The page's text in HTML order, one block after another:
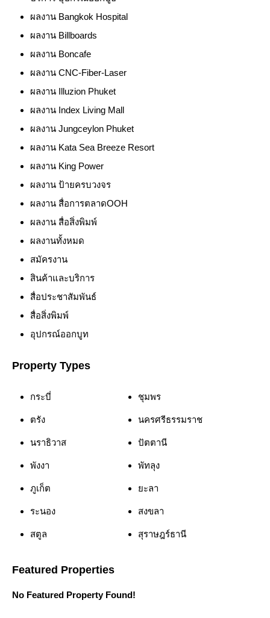
ผลงาน Bangkok Hospital
ผลงาน Billboards
ผลงาน Boncafe
ผลงาน CNC-Fiber-Laser
ผลงาน Illuzion Phuket
ผลงาน Index Living Mall
ผลงาน Jungceylon Phuket
ผลงาน Kata Sea Breeze Resort
ผลงาน King Power
ผลงาน ป้ายครบวงจร
ผลงาน สื่อการตลาดOOH
ผลงาน สื่อสิ่งพิมพ์
ผลงานทั้งหมด
สมัครงาน
สินค้าและบริการ
สื่อประชาสัมพันธ์
สื่อสิ่งพิมพ์
อุปกรณ์ออกบูท
Property Types
กระบี่ ชุมพร
ตรัง นครศรีธรรมราช
นราธิวาส ปัตตานี
พังงา พัทลุง
ภูเก็ต ยะลา
ระนอง สงขลา
สตูล สุราษฎร์ธานี
Featured Properties
No Featured Property Found!